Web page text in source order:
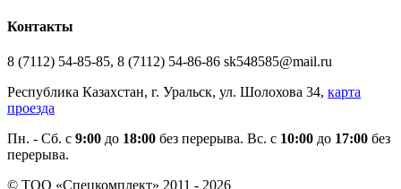
Контакты
8 (7112) 54-85-85, 8 (7112) 54-86-86 sk548585@mail.ru
Республика Казахстан, г. Уральск, ул. Шолохова 34, карта
проезда
Пн. - Cб. с 9:00 до 18:00 без перерыва. Вс. с 10:00 до 17:00 без
перерыва.
© ТОО «Спецкомплект» 2011 - 2026